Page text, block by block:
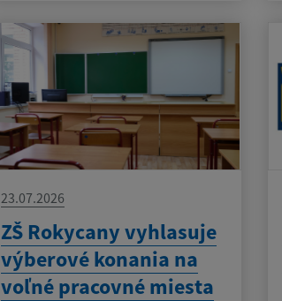
23.07.2026
ZŠ Rokycany vyhlasuje
výberové konania na
voľné pracovné miesta